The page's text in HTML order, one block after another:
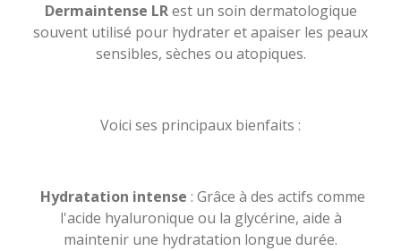
Dermaintense LRest un soin dermatologique
souvent utilisé pour hydrater et apaiser les peaux
sensibles, sèches ou atopiques.
Voici ses principaux bienfaits :
Hydratation intense : Grâce à des actifs comme
l'acide hyaluronique ou la glycérine, aide à
maintenir une hydratation longue durée.